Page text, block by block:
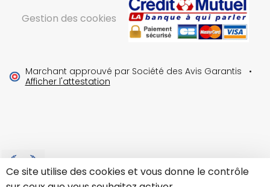
Gestion des cookies
Marchant approuvé par Société des Avis Garantis
•
Afficher l'attestation
Ce site utilise des cookies et vous donne le contrôle